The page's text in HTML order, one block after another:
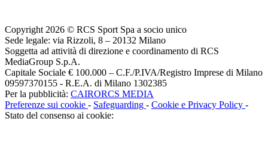
Copyright 2026 © RCS Sport Spa a socio unico
Sede legale: via Rizzoli, 8 – 20132 Milano
Soggetta ad attività di direzione e coordinamento di RCS
MediaGroup S.p.A.
Capitale Sociale € 100.000 – C.F./P.IVA/Registro Imprese di Milano
09597370155 - R.E.A. di Milano 1302385
Per la pubblicità: CAIRORCS MEDIA
Preferenze sui cookie - Safeguarding - Cookie e Privacy Policy -
Stato del consenso ai cookie: